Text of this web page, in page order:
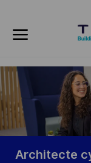
-
Architecte